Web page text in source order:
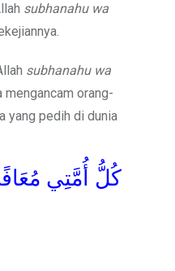
subhanahu wa
subhanahu wa
mengancam orang-
yang pedih di dunia
كُلُّ أُمَّتِي